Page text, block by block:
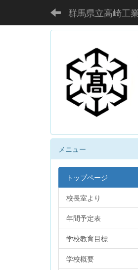
群馬県立高崎工
メニュー
トップページ
校長室より
年間予定表
学校教育目標
学校概要